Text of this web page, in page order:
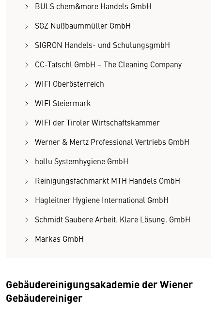
BULS chem&more Handels GmbH
SGZ Nußbaummüller GmbH
SIGRON Handels- und SchulungsgmbH
CC-Tatschl GmbH – The Cleaning Company
WIFI Oberösterreich
WIFI Steiermark
WIFI der Tiroler Wirtschaftskammer
Werner & Mertz Professional Vertriebs GmbH
hollu Systemhygiene GmbH
Reinigungsfachmarkt MTH Handels GmbH
Hagleitner Hygiene International GmbH
Schmidt Saubere Arbeit. Klare Lösung. GmbH
Markas GmbH
Gebäudereinigungsakademie der Wiener
Gebäudereiniger